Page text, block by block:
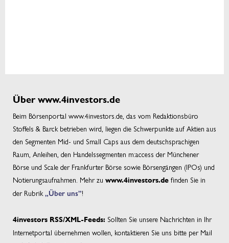
Über www.4investors.de
Beim Börsenportal www.4investors.de, das vom Redaktionsbüro
Stoffels & Barck betrieben wird, liegen die Schwerpunkte auf Aktien aus
den Segmenten Mid- und Small Caps aus dem deutschsprachigen
Raum, Anleihen, den Handelssegmenten m:access der Münchener
Börse und Scale der Frankfurter Börse sowie Börsengängen (IPOs) und
Notierungsaufnahmen. Mehr zu www.4investors.de finden Sie in
der Rubrik„Über uns”!
4investors RSS/XML-Feeds: Sollten Sie unsere Nachrichten in Ihr
Internetportal übernehmen wollen, kontaktieren Sie uns bitte per Mail